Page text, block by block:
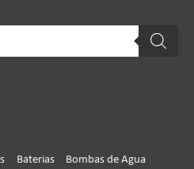
Baterias Bombas de Agua